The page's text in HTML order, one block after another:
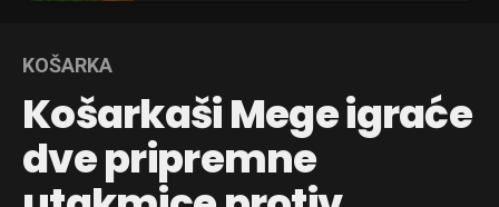
KOŠARKA
Košarkaši Mege igraće
dve pripremne